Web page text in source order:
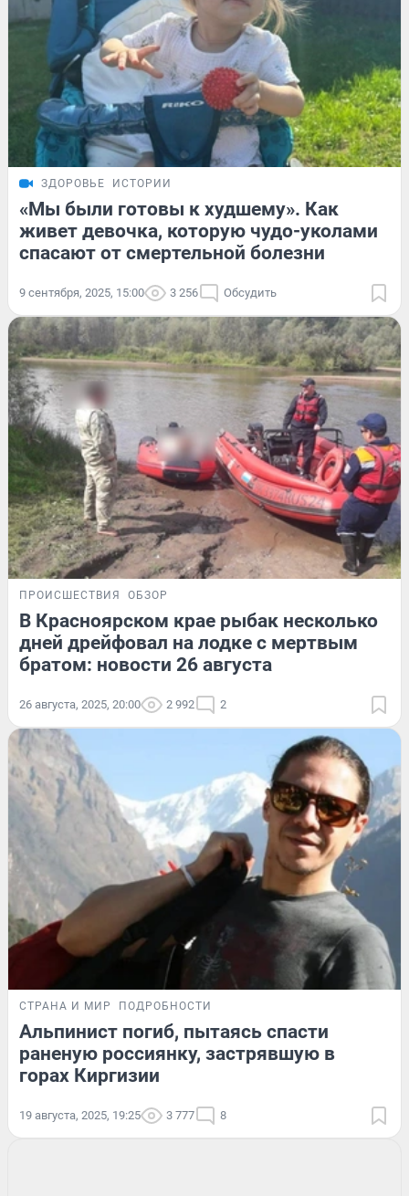
ЗДОРОВЬЕ ИСТОРИИ
«Мы были готовы к худшему». Как
живет девочка, которую чудо-уколами
спасают от смертельной болезни
9 сентября, 2025, 15:00 3 256 Обсудить
ПРОИСШЕСТВИЯ ОБЗОР
В Красноярском крае рыбак несколько
дней дрейфовал на лодке с мертвым
братом: новости 26 августа
26 августа, 2025, 20:00 2 992 2
СТРАНА И МИР ПОДРОБНОСТИ
Альпинист погиб, пытаясь спасти
раненую россиянку, застрявшую в
горах Киргизии
19 августа, 2025, 19:25 3 777 8